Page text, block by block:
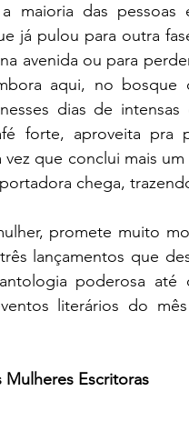
maioria das pessoas
já pulou para outra
avenida ou para
aqui, no bosque
dias de
forte, aproveita pra
que conclui mais
chega,
promete muito
lançamentos que
poderosa até
literários do
Escritoras